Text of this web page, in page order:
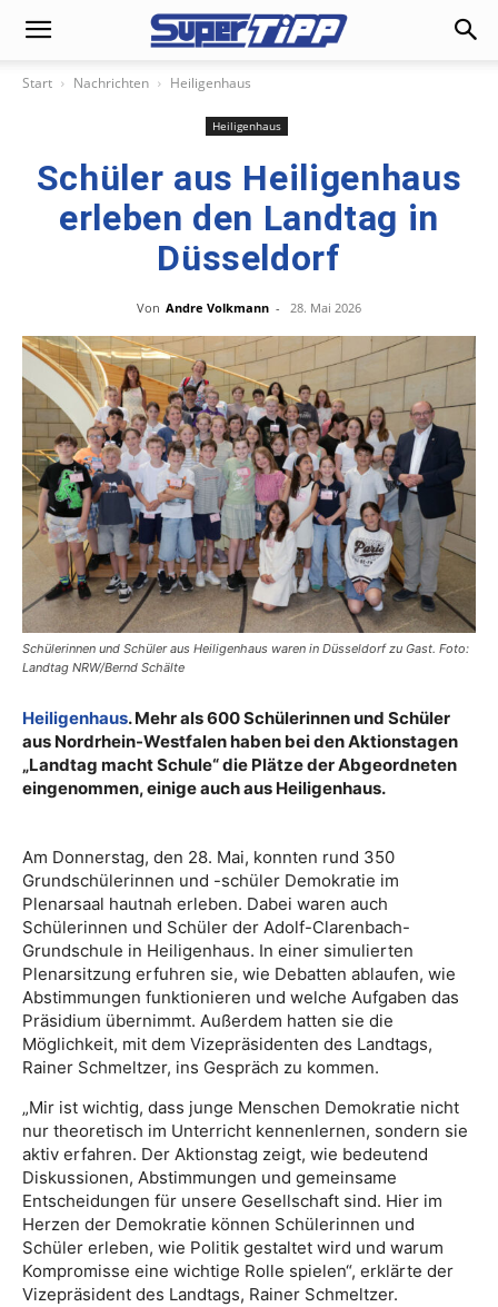
Start Nachrichten Heiligenhaus
Heiligenhaus
Schüler aus Heiligenhaus
erleben den Landtag in
Düsseldorf
Von Andre Volkmann - 28. Mai 2026
Schülerinnen und Schüler aus Heiligenhaus waren in Düsseldorf zu Gast. Foto:
Landtag NRW/Bernd Schälte
Heiligenhaus. Mehr als 600 Schülerinnen und Schüler
aus Nordrhein-Westfalen haben bei den Aktionstagen
„Landtag macht Schule“ die Plätze der Abgeordneten
eingenommen, einige auch aus Heiligenhaus.
Am Donnerstag, den 28. Mai, konnten rund 350
Grundschülerinnen und -schüler Demokratie im
Plenarsaal hautnah erleben. Dabei waren auch
Schülerinnen und Schüler der Adolf-Clarenbach-
Grundschule in Heiligenhaus. In einer simulierten
Plenarsitzung erfuhren sie, wie Debatten ablaufen, wie
Abstimmungen funktionieren und welche Aufgaben das
Präsidium übernimmt. Außerdem hatten sie die
Möglichkeit, mit dem Vizepräsidenten des Landtags,
Rainer Schmeltzer, ins Gespräch zu kommen.
„Mir ist wichtig, dass junge Menschen Demokratie nicht
nur theoretisch im Unterricht kennenlernen, sondern sie
aktiv erfahren. Der Aktionstag zeigt, wie bedeutend
Diskussionen, Abstimmungen und gemeinsame
Entscheidungen für unsere Gesellschaft sind. Hier im
Herzen der Demokratie können Schülerinnen und
Schüler erleben, wie Politik gestaltet wird und warum
Kompromisse eine wichtige Rolle spielen“, erklärte der
Vizepräsident des Landtags, Rainer Schmeltzer.